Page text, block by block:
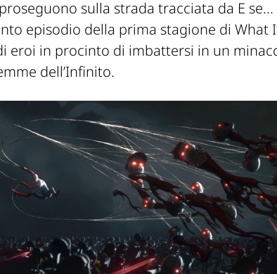
sulla strada tracciata da E
episodio della prima stagione di What
eroi in procinto di imbattersi in un
dell’Infinito.